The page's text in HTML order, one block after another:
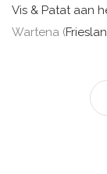
Vis & Patat aan
Wartena (